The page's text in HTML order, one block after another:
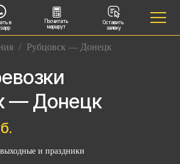
в
Посчитать
маршрут
Оставить
заявку
/ Рубцовск — Донецк
— Донецк
и праздники